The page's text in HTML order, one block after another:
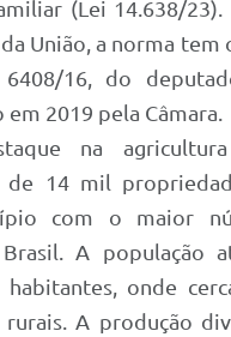
(Lei 14.638/23).
União, a norma tem
16, do
2019 pela Câmara.
na
de 14 mil
com o maior
A população
onde
A produção